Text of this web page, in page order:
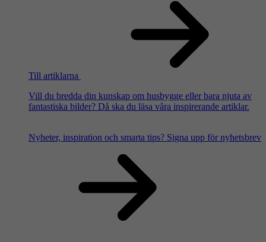
Till artiklarna
Vill du bredda din kunskap om husbygge eller bara njuta av
fantastiska bilder? Då ska du läsa våra inspirerande artiklar.
Nyheter, inspiration och smarta tips? Signa upp för nyhetsbrev